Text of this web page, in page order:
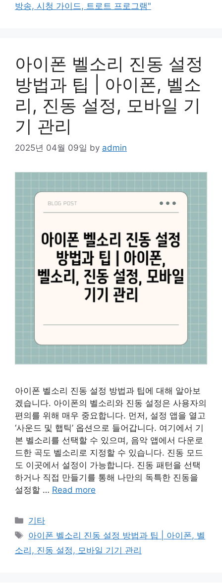
방송, 시청 가이드, 트로트 프로그램"
아이폰 벨소리 진동 설정
방법과 팁 | 아이폰, 벨소
리, 진동 설정, 모바일 기
기 관리
2025년 04월 09일 by admin
아이폰 벨소리 진동 설정 방법과 팁에 대해 알아보
겠습니다. 아이폰의 벨소리와 진동 설정은 사용자의
편의를 위해 매우 중요합니다. 먼저, 설정 앱을 열고
‘사운드 및 햅틱’ 옵션으로 들어갑니다. 여기에서 기
본 벨소리를 선택할 수 있으며, 음악 앱에서 다운로
드한 곡도 벨소리로 지정할 수 있습니다. 진동 모드
도 이곳에서 설정이 가능합니다. 진동 패턴을 선택
하거나 직접 만들기를 통해 나만의 독특한 진동을
설정할 … Read more
Categories
기타
Tags
아이폰 벨소리 진동 설정 방법과 팁 | 아이폰, 벨
소리, 진동 설정, 모바일 기기 관리